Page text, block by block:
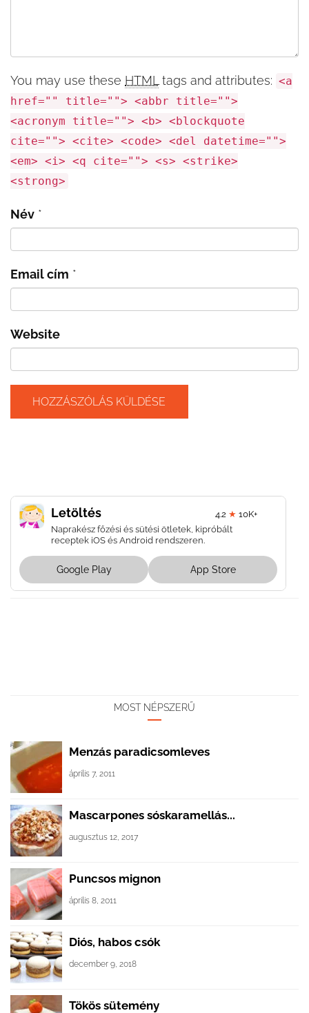
You may use these HTMLtags and attributes: <a
href="" title=""> <abbr title="">
<acronym title=""> <b> <blockquote
cite=""> <cite> <code> <del datetime="">
<em> <i> <q cite=""> <s> <strike>
<strong>
Név *
Email cím *
Website
Letöltés 4.2 ★ 10K+
Naprakész főzési és sütési ötletek, kipróbált
receptek iOS és Android rendszeren.
Google Play App Store
MOST NÉPSZERŰ
Menzás paradicsomleves
április 7, 2011
Mascarpones sóskaramellás...
augusztus 12, 2017
Puncsos mignon
április 8, 2011
Diós, habos csók
december 9, 2018
Tökös sütemény